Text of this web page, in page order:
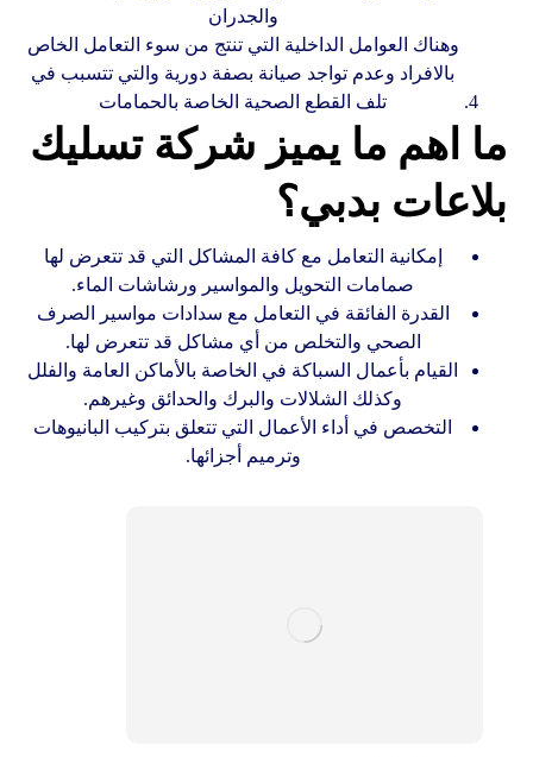
والجدران
وهناك العوامل الداخلية التي تنتج من سوء التعامل الخاص
بالافراد وعدم تواجد صيانة بصفة دورية والتي تتسبب في
تلف القطع الصحية الخاصة بالحمامات
ما اهم ما يميز شركة تسليك
بلاعات بدبي؟
إمكانية التعامل مع كافة المشاكل التي قد تتعرض لها
صمامات التحويل والمواسير ورشاشات الماء.
القدرة الفائقة في التعامل مع سدادات مواسير الصرف
الصحي والتخلص من أي مشاكل قد تتعرض لها.
القيام بأعمال السباكة في الخاصة بالأماكن العامة والفلل
وكذلك الشلالات والبرك والحدائق وغيرهم.
التخصص في أداء الأعمال التي تتعلق بتركيب البانيوهات
وترميم أجزائها.